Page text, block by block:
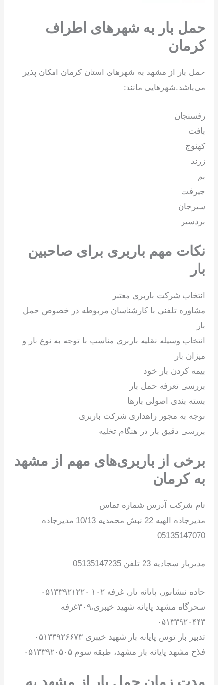
حمل بار به شهرهای اطراف
کرمان
حمل بار از مشهد به شهرهای استان کرمان امکان پذیر
می‌باشد.شهرهایی مانند:
رفسنجان
بافت
کهنوج
زرند
بم
جیرفت
سیرجان
بردسیر
نکات مهم باربری برای صاحبین
بار
انتخاب شرکت باربری معتبر
مشاوره تلفنی با کارشناسان مربوطه در خصوص حمل
بار
انتخاب وسیله نقلیه باربری مناسب با توجه به نوع بار و
میزان بار
بیمه کردن بار خود
بررسی تعرفه حمل بار
بسته بندی اصولی بارها
توجه به مجوز راهداری شرکت باربری
بررسی دقیق بار در هنگام تخلیه
برخی از باربری‌های مهم از مشهد
به کرمان
نام شرکت آدرس شماره تماس
مدیرجاده الهیه 22 نبش محمدیه 10/13 مدیرجاده
05135147070
مدیربار سجادیه 23 تلفن 05135147235
جاده نیشابور، پایانه بار، غرفه ۱۰۲ ۰۵۱۳۳۹۲۱۲۲۰
سحرگاه مشهد پایانه شهید خیبری،۳۰۹غرفه
۰۵۱۳۳۹۲۰۴۴۳
تدبیر بار توس پایانه بار شهید خیبری ۰۵۱۳۳۹۲۶۶۷۳
فلاح مشهد پایانه بار مشهد، طبقه سوم ۰۵۱۳۳۹۲۰۵۰۵
مدت زمان حمل بار از مشهد به